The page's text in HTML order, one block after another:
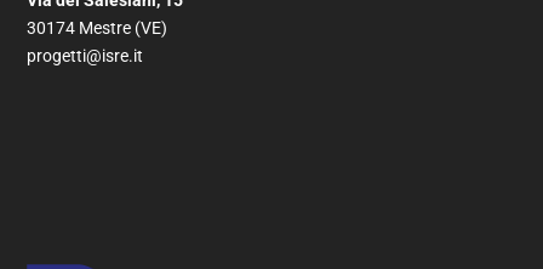
30174 Mestre (VE)
progetti@isre.it